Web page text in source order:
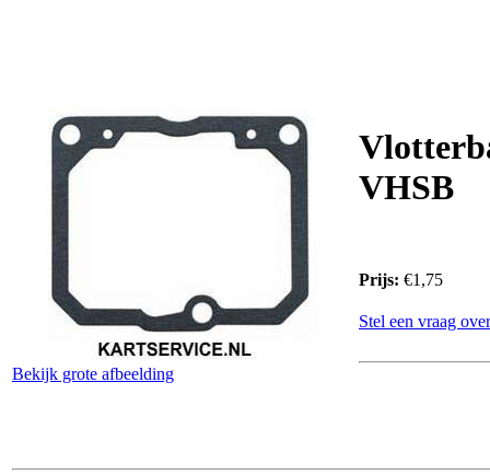
Bekijk grote afbeelding
VHSB
Prijs: €1,75
Stel een vraag